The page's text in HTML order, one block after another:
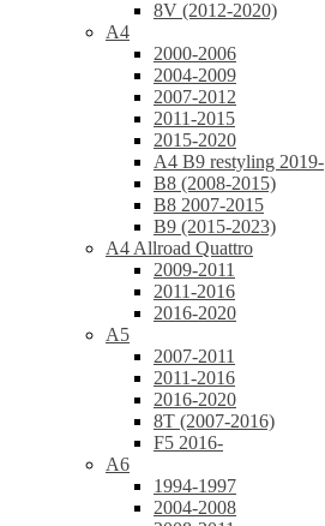
8V (2012-2020)
A4
2000-2006
2004-2009
2007-2012
2011-2015
2015-2020
A4 B9 restyling 2019-
B8 (2008-2015)
B8 2007-2015
B9 (2015-2023)
A4 Allroad Quattro
2009-2011
2011-2016
2016-2020
A5
2007-2011
2011-2016
2016-2020
8T (2007-2016)
F5 2016-
A6
1994-1997
2004-2008